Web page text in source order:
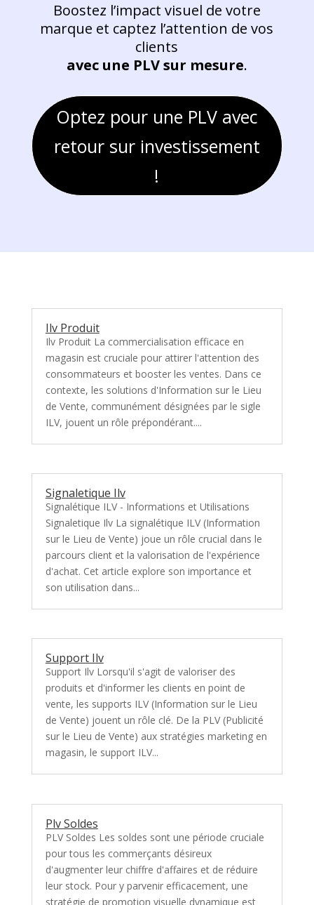
Boostez l’impact visuel de votre
marque et captez l’attention de vos
clients
avec une PLV sur mesure.
Optez pour une PLV avec
retour sur investissement
!
Ilv Produit
Ilv Produit La commercialisation efficace en
magasin est cruciale pour attirer l'attention des
consommateurs et booster les ventes. Dans ce
contexte, les solutions d'Information sur le Lieu
de Vente, communément désignées par le sigle
ILV, jouent un rôle prépondérant....
Signaletique Ilv
Signalétique ILV - Informations et Utilisations
Signaletique Ilv La signalétique ILV (Information
sur le Lieu de Vente) joue un rôle crucial dans le
parcours client et la valorisation de l'expérience
d'achat. Cet article explore son importance et
son utilisation dans...
Support Ilv
Support Ilv Lorsqu'il s'agit de valoriser des
produits et d'informer les clients en point de
vente, les supports ILV (Information sur le Lieu
de Vente) jouent un rôle clé. De la PLV (Publicité
sur le Lieu de Vente) aux stratégies marketing en
magasin, le support ILV...
Plv Soldes
PLV Soldes Les soldes sont une période cruciale
pour tous les commerçants désireux
d'augmenter leur chiffre d'affaires et de réduire
leur stock. Pour y parvenir efficacement, une
stratégie de promotion visuelle dynamique est